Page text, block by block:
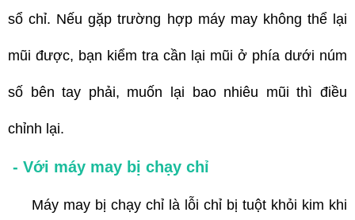
sổ chỉ. Nếu gặp trường hợp máy may không thể lại
mũi được, bạn kiểm tra cần lại mũi ở phía dưới núm
số bên tay phải, muốn lại bao nhiêu mũi thì điều
chỉnh lại.
- Với máy may bị chạy chỉ
Máy may bị chạy chỉ là lỗi chỉ bị tuột khỏi kim khi